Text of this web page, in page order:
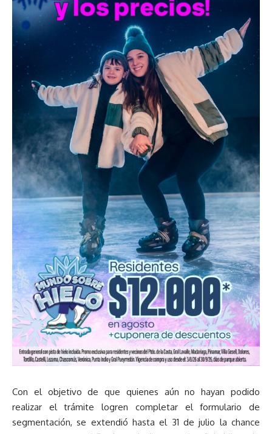
Con el objetivo de que quienes aún no hayan podido
realizar el trámite logren completar el formulario de
segmentación, se extendió hasta el 31 de julio la chance